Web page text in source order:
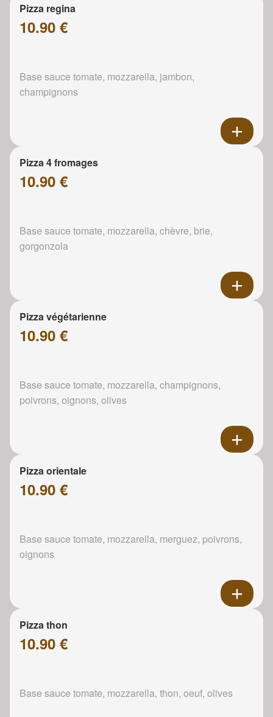
Pizza regina
10.90 €
Base sauce tomate, mozzarella, jambon,
champignons
Pizza 4 fromages
10.90 €
Base sauce tomate, mozzarella, chèvre, brie,
gorgonzola
Pizza végétarienne
10.90 €
Base sauce tomate, mozzarella, champignons,
poivrons, oignons, olives
Pizza orientale
10.90 €
Base sauce tomate, mozzarella, merguez, poivrons,
oignons
Pizza thon
10.90 €
Base sauce tomate, mozzarella, thon, oeuf, olives